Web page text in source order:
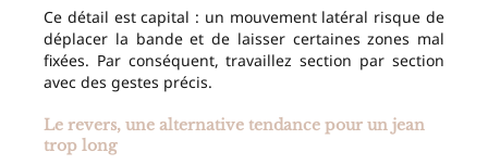
Ce détail est capital : un mouvement latéral risque de
déplacer la bande et de laisser certaines zones mal
fixées. Par conséquent, travaillez section par section
avec des gestes précis.
Le revers, une alternative tendance pour un jean
trop long